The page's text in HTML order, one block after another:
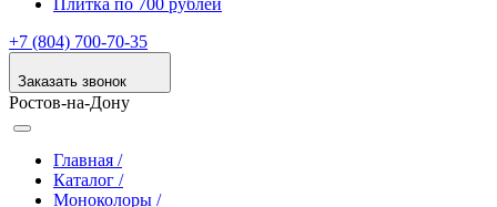
Плитка по 700 рублей
+7 (804) 700-70-35
Заказать звонок
Ростов-на-Дону
Главная /
Каталог /
Моноколоры /